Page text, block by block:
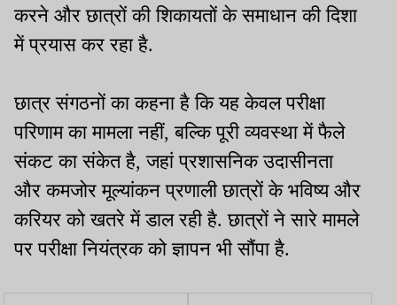
करने और छात्रों की शिकायतों के समाधान की दिशा
में प्रयास कर रहा है.
छात्र संगठनों का कहना है कि यह केवल परीक्षा
परिणाम का मामला नहीं, बल्कि पूरी व्यवस्था में फैले
संकट का संकेत है, जहां प्रशासनिक उदासीनता
और कमजोर मूल्यांकन प्रणाली छात्रों के भविष्य और
करियर को खतरे में डाल रही है. छात्रों ने सारे मामले
पर परीक्षा नियंत्रक को ज्ञापन भी सौंपा है.